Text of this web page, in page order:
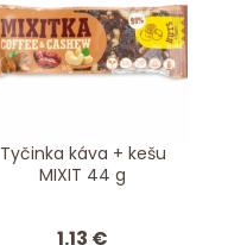
Tyčinka káva + kešu
MIXIT 44 g
1.13 €